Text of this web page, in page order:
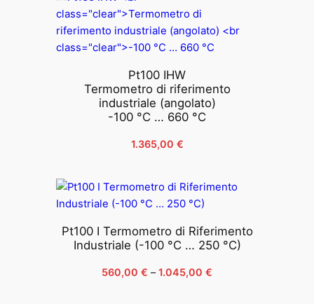
Pt100 IHW
Termometro di riferimento
industriale (angolato)
-100 °C … 660 °C
1.365,00 €
Pt100 I Termometro di Riferimento
Industriale (-100 °C … 250 °C)
560,00 € – 1.045,00 €